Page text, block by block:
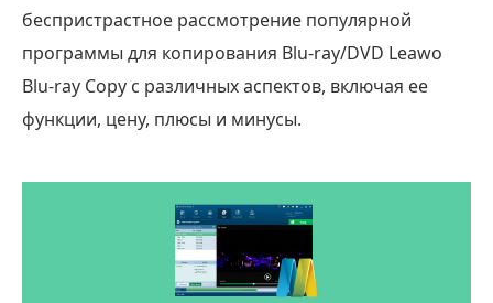
беспристрастное рассмотрение популярной
программы для копирования Blu-ray/DVD Leawo
Blu-ray Copy с различных аспектов, включая ее
функции, цену, плюсы и минусы.